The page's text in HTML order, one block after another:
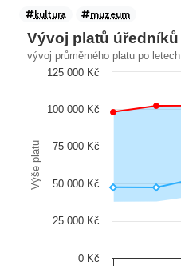
kultura muzeum
Výše platu
Vývoj platů úředníků
vývoj průměrného platu po letech
0 Kč
25 000 Kč
50 000 Kč
75 000 Kč
100 000 Kč
125 000 Kč